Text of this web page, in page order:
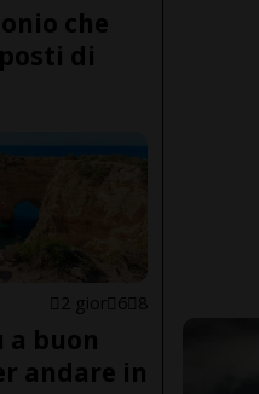
che
di
2 gior 6 8
a buon
andare in